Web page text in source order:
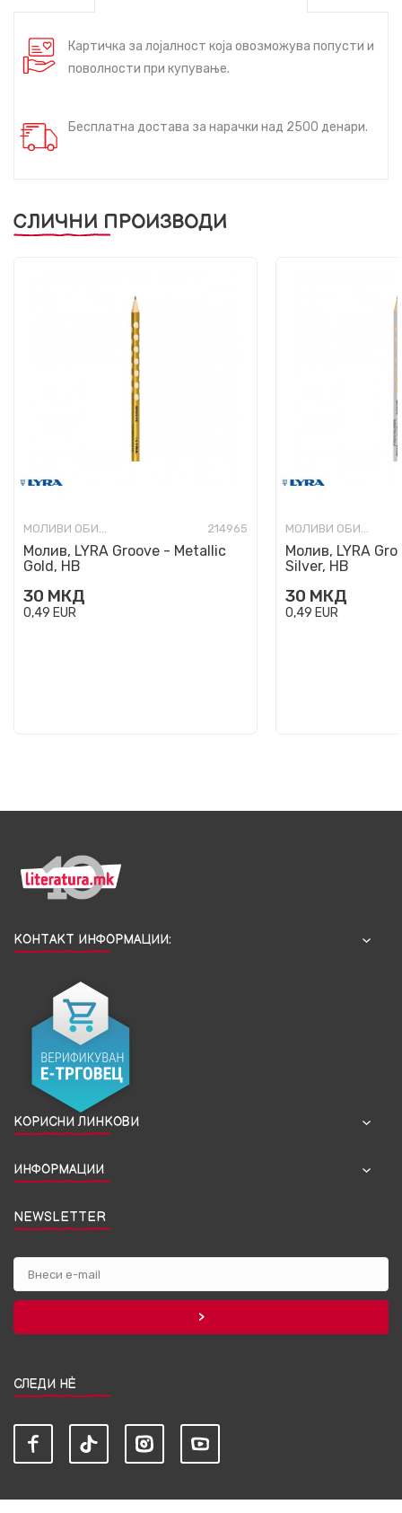
Картичка за лојалност која овозможува попусти и
поволности при купување.
Бесплатна достава за нарачки над 2500 денари.
СЛИЧНИ ПРОИЗВОДИ
МОЛИВИ ОБИЧНИ 214965
Молив, LYRA Groove - Metallic
Gold, HB
30 МКД
0,49 EUR
МОЛИВИ ОБИЧНИ
Молив, LYRA
Silver, HB
30 МКД
0,49 EUR
КОНТАКТ ИНФОРМАЦИИ:
КОРИСНИ ЛИНКОВИ
ИНФОРМАЦИИ
NEWSLETTER
СЛЕДИ НЀ